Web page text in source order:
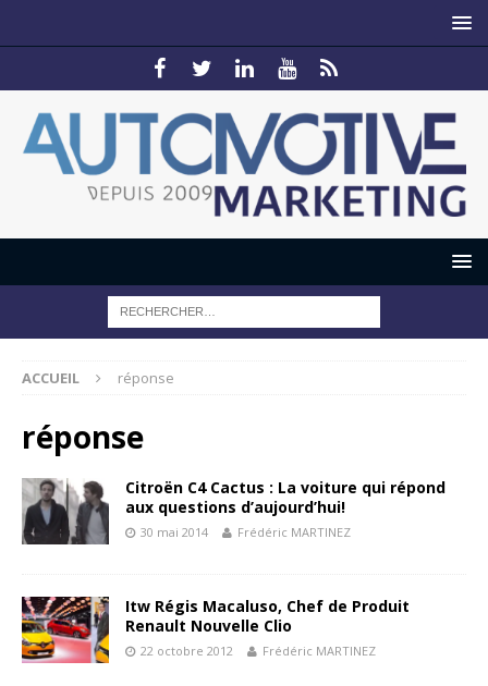
ACCUEIL réponse
réponse
Citroën C4 Cactus : La voiture qui répond
aux questions d’aujourd’hui!
30 mai 2014 Frédéric MARTINEZ
Itw Régis Macaluso, Chef de Produit
Renault Nouvelle Clio
22 octobre 2012 Frédéric MARTINEZ